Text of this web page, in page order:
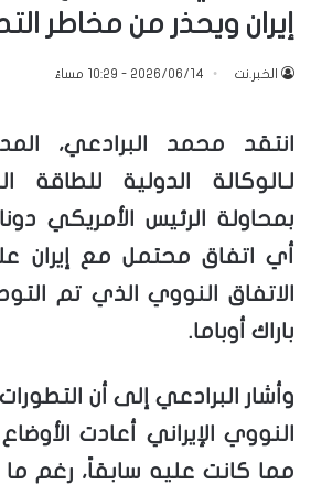
إيران ويحذر من مخاطر
الخبر.نت 2026/06/14 - 10:29 مساءً
انتقد محمد البرادعي،
لـالوكالة الدولية للطاقة
بمحاولة الرئيس الأمريكي
أي اتفاق محتمل مع إيران
الاتفاق النووي الذي تم
باراك أوباما.
وأشار البرادعي إلى أن
النووي الإيراني أعادت
مما كانت عليه سابقاً، رغم